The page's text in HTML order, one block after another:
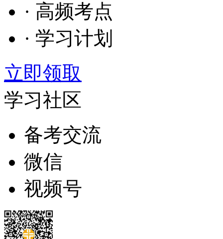
· 高频考点
· 学习计划
立即领取
学习社区
备考交流
微信
视频号